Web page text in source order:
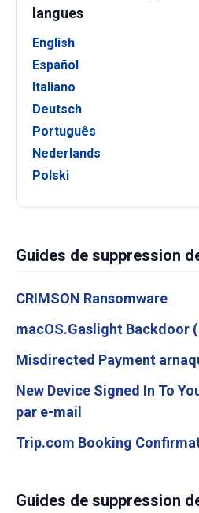
langues
English
Español
Italiano
Deutsch
Português
Nederlands
Polski
Guides de suppression
CRIMSON Ransomware
macOS.Gaslight Backdoor
Misdirected Payment
New Device Signed In To
par e-mail
Trip.com Booking
Guides de suppression